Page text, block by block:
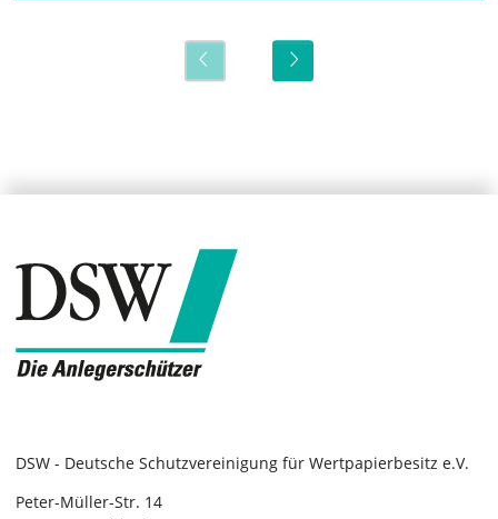
DSW - Deutsche Schutzvereinigung für Wertpapierbesitz e.V.
Peter-Müller-Str. 14